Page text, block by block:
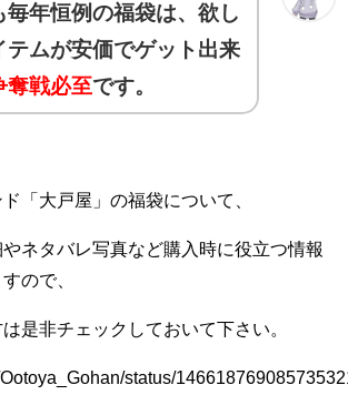
毎年恒例の福袋は、欲し
テムが安価でゲット出来
奪戦必至です。
「大戸屋」の福袋について、
ネタバレ写真など購入時に役立つ情報
ので、
是非チェックしておいて下さい。
status/